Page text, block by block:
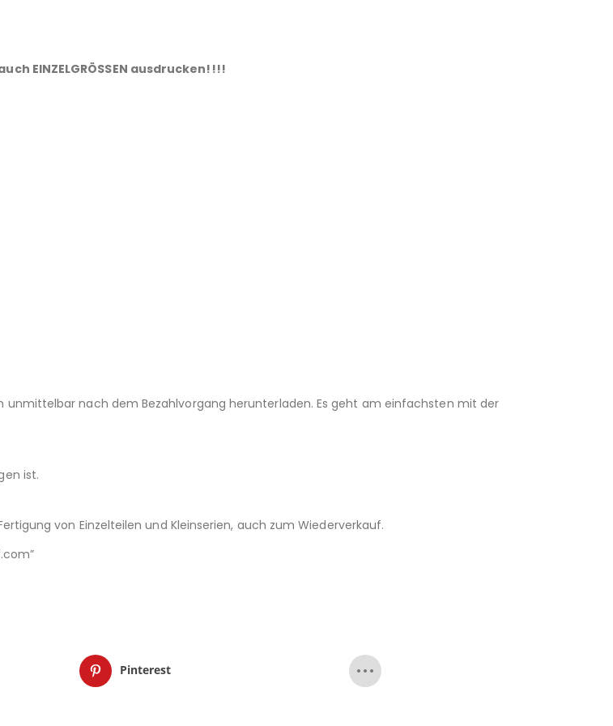
EINZELGRÖSSEN ausdrucken!!!!
unmittelbar nach dem Bezahlvorgang herunterladen. Es geht am einfachsten mit der
ist.
von Einzelteilen und Kleinserien, auch zum Wiederverkauf.
Pinterest